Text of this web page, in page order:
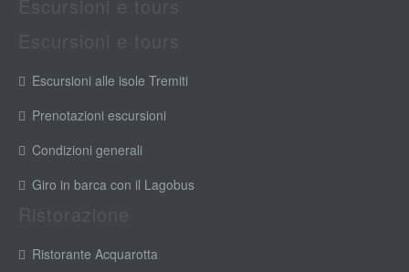
Escursioni alle isole Tremiti
Prenotazioni escursioni
Condizioni generali
Giro in barca con il Lagobus
Ristorante Acquarotta